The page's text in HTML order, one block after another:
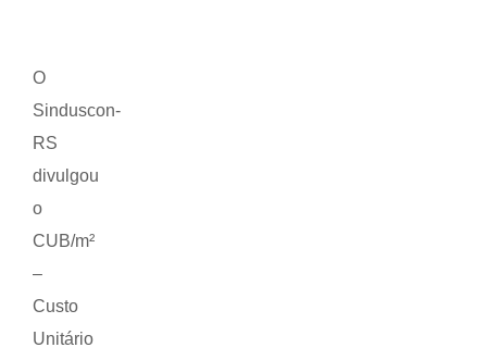
O
Sinduscon-
RS
divulgou
o
CUB/m²
–
Custo
Unitário